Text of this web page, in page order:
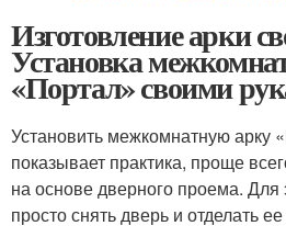
Изготовление арки
Установка
«Портал» своими
Установить межкомнатную арку
показывает практика, проще
на основе дверного проема. Для
просто снять дверь и отделать